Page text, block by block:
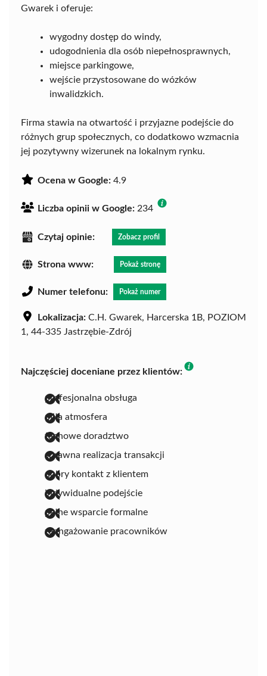
Gwarek i oferuje:
wygodny dostęp do windy,
udogodnienia dla osób niepełnosprawnych,
miejsce parkingowe,
wejście przystosowane do wózków
inwalidzkich.
Firma stawia na otwartość i przyjazne podejście do
różnych grup społecznych, co dodatkowo wzmacnia
jej pozytywny wizerunek na lokalnym rynku.
Ocena w Google: 4.9
Liczba opinii w Google: 234
Czytaj opinie: Zobacz profil
Strona www: Pokaż stronę
Numer telefonu: Pokaż numer
Lokalizacja: C.H. Gwarek, Harcerska 1B, POZIOM
1, 44-335 Jastrzębie-Zdrój
Najczęściej doceniane przez klientów:
profesjonalna obsługa
miła atmosfera
fachowe doradztwo
sprawna realizacja transakcji
dobry kontakt z klientem
indywidualne podejście
pełne wsparcie formalne
zaangażowanie pracowników